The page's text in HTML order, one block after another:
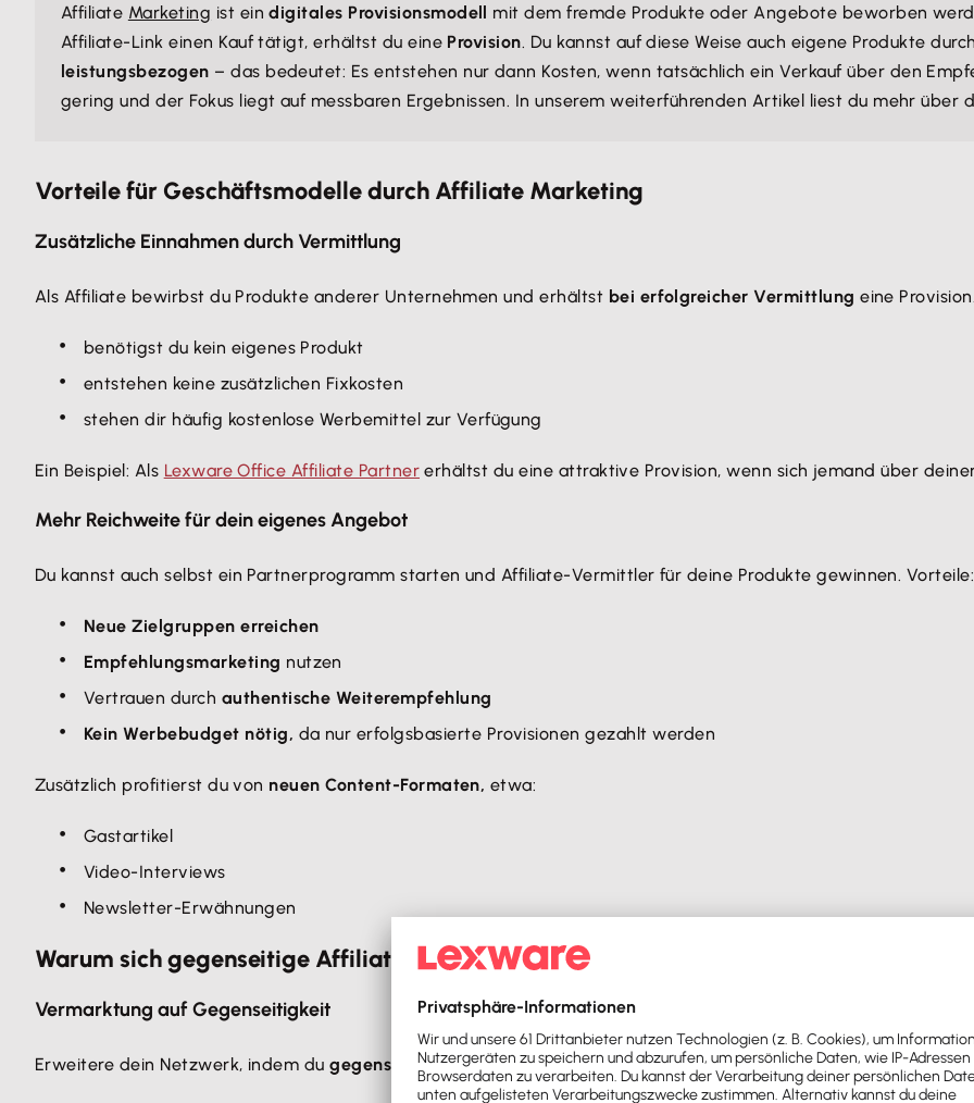
Affiliate Marketing ist eindigitales Provisionsmodell mit dem fremde Produkte oder Angebote beworben
Affiliate-Link einen Kauf tätigt, erhältst du eine Provision. Du kannst auf diese Weise auch eigene Produkte
leistungsbezogen – das bedeutet: Es entstehen nur dann Kosten, wenn tatsächlich ein Verkauf über den
gering und der Fokus liegt auf messbaren Ergebnissen. In unserem weiterführenden Artikel liest du mehr über
Vorteile für Geschäftsmodelle durch Affiliate Marketing
Zusätzliche Einnahmen durch Vermittlung
Als Affiliate bewirbst du Produkte anderer Unternehmen und erhältst bei erfolgreicher Vermittlung eine
benötigst du kein eigenes Produkt
entstehen keine zusätzlichen Fixkosten
stehen dir häufig kostenlose Werbemittel zur Verfügung
Ein Beispiel: Als Lexware Office Affiliate Partner erhältst du eine attraktive Provision, wenn sich jemand über
Mehr Reichweite für dein eigenes Angebot
Du kannst auch selbst ein Partnerprogramm starten und Affiliate-Vermittler für deine Produkte gewinnen.
Neue Zielgruppen erreichen
Empfehlungsmarketing nutzen
Vertrauen durch authentische Weiterempfehlung
Kein Werbebudget nötig, da nur erfolgsbasierte Provisionen gezahlt werden
Zusätzlich profitierst du von neuen Content-Formaten, etwa:
Gastartikel
Video-Interviews
Newsletter-Erwähnungen
Warum sich gegenseitige Affiliate-Partnerschaften lohnen
Vermarktung auf Gegenseitigkeit
Erweitere dein Netzwerk, indem dugegenseitige Kooperationen eingehst: